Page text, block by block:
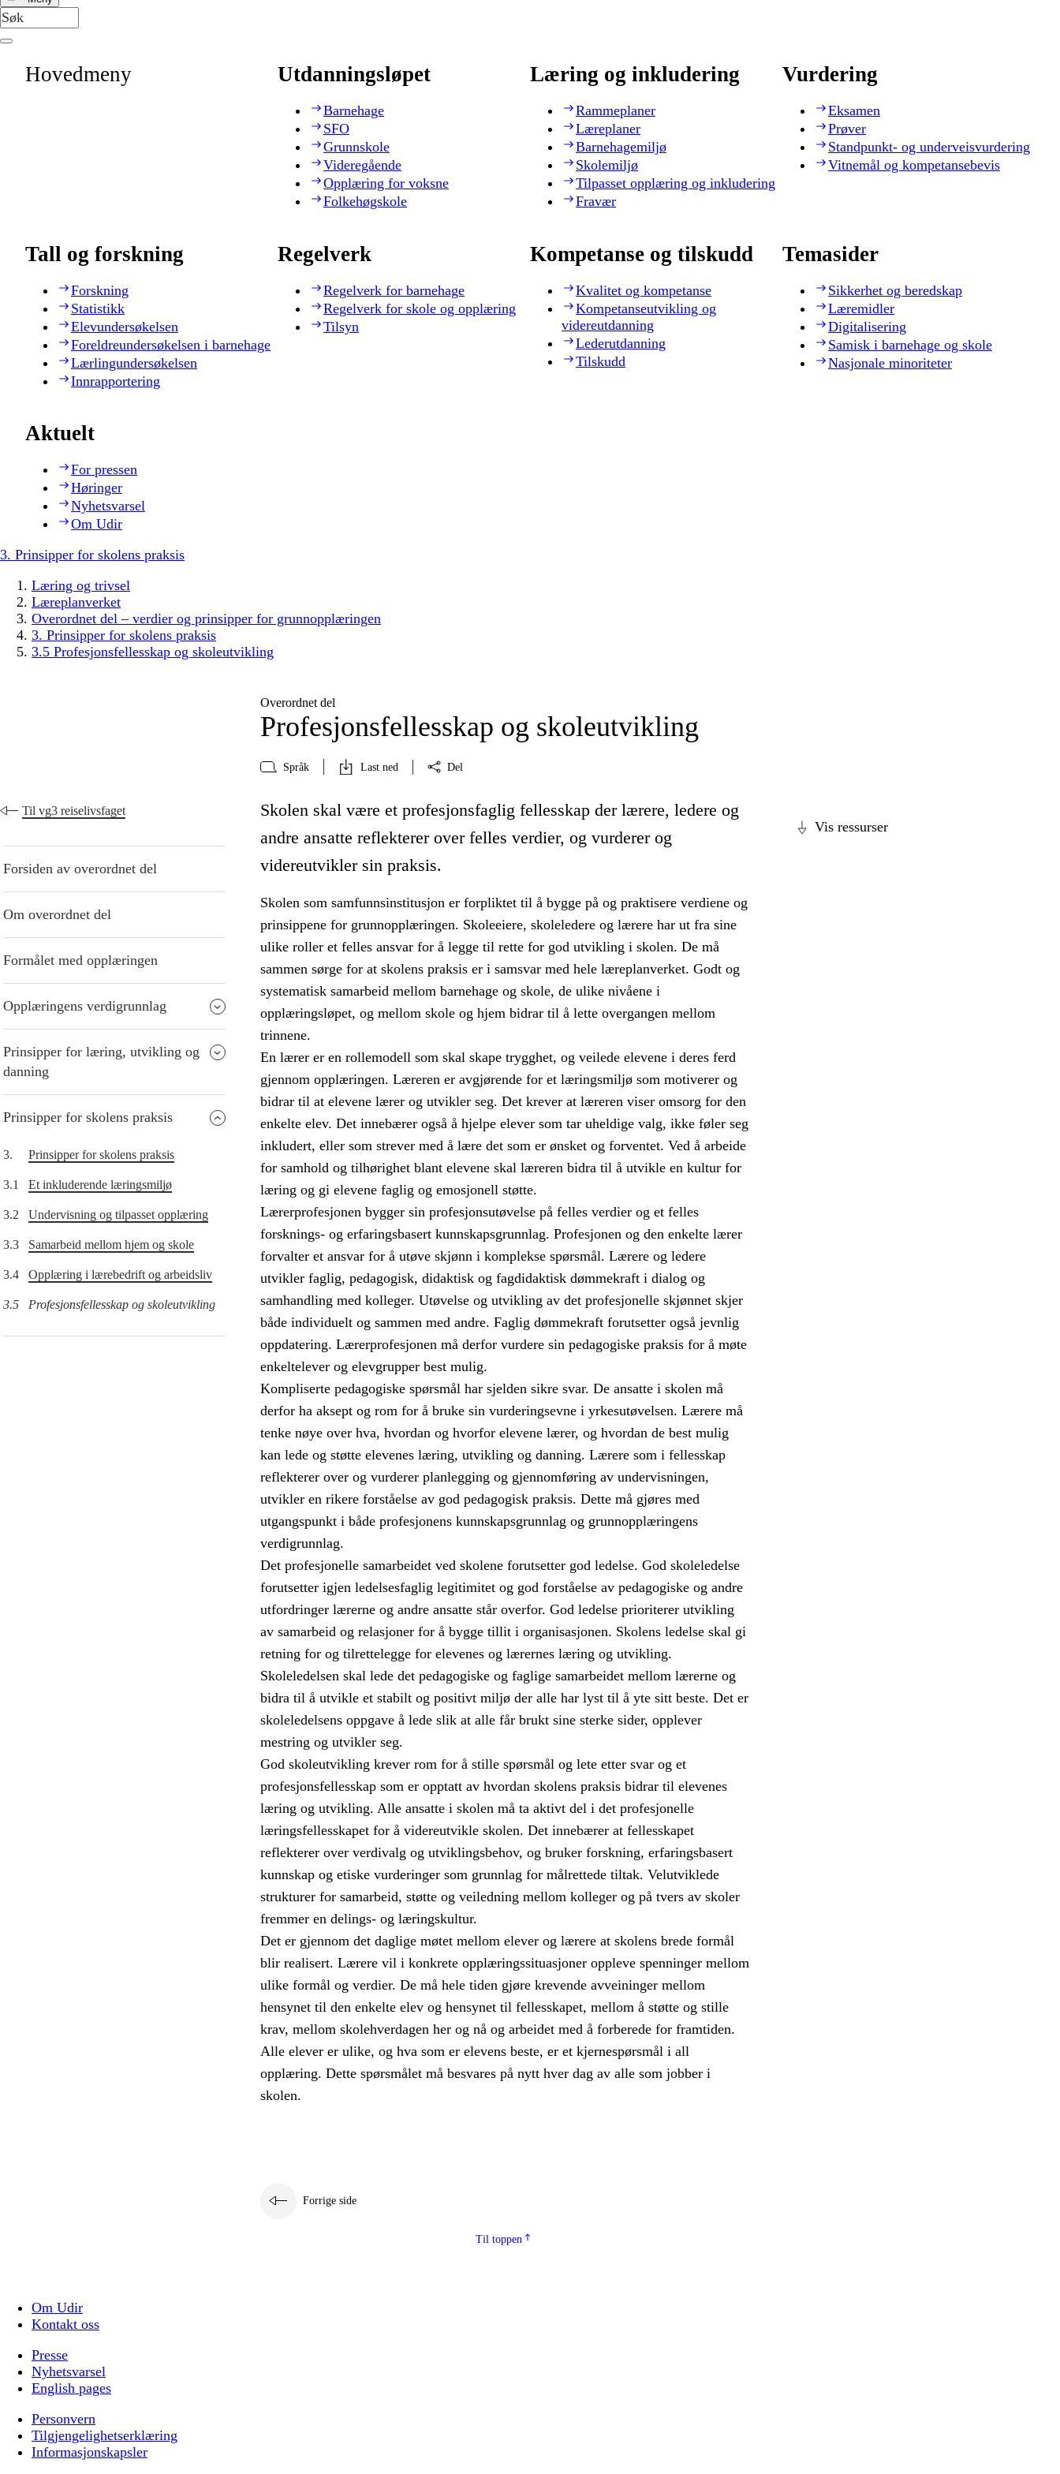
Hovedmeny Utdanningsløpet
Barnehage
SFO
Grunnskole
Videregående
Opplæring for voksne
Folkehøgskole
Læring og inkludering
Rammeplaner
Læreplaner
Barnehagemiljø
Skolemiljø
Tilpasset opplæring og inkludering
Fravær
Vurdering
Eksamen
Prøver
Standpunkt- og underveisvurdering
Vitnemål og kompetansebevis
Tall og forskning
Forskning
Statistikk
Elevundersøkelsen
Foreldreundersøkelsen i barnehage
Lærlingundersøkelsen
Innrapportering
Regelverk
Regelverk for barnehage
Regelverk for skole og opplæring
Tilsyn
Kompetanse og tilskudd
Kvalitet og kompetanse
Kompetanseutvikling og
videreutdanning
Lederutdanning
Tilskudd
Temasider
Sikkerhet og beredskap
Læremidler
Digitalisering
Samisk i barnehage og skole
Nasjonale minoriteter
Aktuelt
For pressen
Høringer
Nyhetsvarsel
Om Udir
3. Prinsipper for skolens praksis
Læring og trivsel
Læreplanverket
Overordnet del – verdier og prinsipper for grunnopplæringen
3. Prinsipper for skolens praksis
3.5 Profesjonsfellesskap og skoleutvikling
Overordnet del
Profesjonsfellesskap og skoleutvikling
Språk Last ned Del
Til vg3 reiselivsfaget
Forsiden av overordnet del
Om overordnet del
Formålet med opplæringen
Opplæringens verdigrunnlag
Prinsipper for læring, utvikling og
danning
Prinsipper for skolens praksis
3. Prinsipper for skolens praksis
3.1 Et inkluderende læringsmiljø
3.2 Undervisning og tilpasset opplæring
3.3 Samarbeid mellom hjem og skole
3.4 Opplæring i lærebedrift og arbeidsliv
3.5 Profesjonsfellesskap og skoleutvikling
Vis ressurser
Skolen skal være et profesjonsfaglig fellesskap der lærere, ledere og
andre ansatte reflekterer over felles verdier, og vurderer og
videreutvikler sin praksis.
Skolen som samfunnsinstitusjon er forpliktet til å bygge på og praktisere verdiene og
prinsippene for grunnopplæringen. Skoleeiere, skoleledere og lærere har ut fra sine
ulike roller et felles ansvar for å legge til rette for god utvikling i skolen. De må
sammen sørge for at skolens praksis er i samsvar med hele læreplanverket. Godt og
systematisk samarbeid mellom barnehage og skole, de ulike nivåene i
opplæringsløpet, og mellom skole og hjem bidrar til å lette overgangen mellom
trinnene.
En lærer er en rollemodell som skal skape trygghet, og veilede elevene i deres ferd
gjennom opplæringen. Læreren er avgjørende for et læringsmiljø som motiverer og
bidrar til at elevene lærer og utvikler seg. Det krever at læreren viser omsorg for den
enkelte elev. Det innebærer også å hjelpe elever som tar uheldige valg, ikke føler seg
inkludert, eller som strever med å lære det som er ønsket og forventet. Ved å arbeide
for samhold og tilhørighet blant elevene skal læreren bidra til å utvikle en kultur for
læring og gi elevene faglig og emosjonell støtte.
Lærerprofesjonen bygger sin profesjonsutøvelse på felles verdier og et felles
forsknings- og erfaringsbasert kunnskapsgrunnlag. Profesjonen og den enkelte lærer
forvalter et ansvar for å utøve skjønn i komplekse spørsmål. Lærere og ledere
utvikler faglig, pedagogisk, didaktisk og fagdidaktisk dømmekraft i dialog og
samhandling med kolleger. Utøvelse og utvikling av det profesjonelle skjønnet skjer
både individuelt og sammen med andre. Faglig dømmekraft forutsetter også jevnlig
oppdatering. Lærerprofesjonen må derfor vurdere sin pedagogiske praksis for å møte
enkeltelever og elevgrupper best mulig.
Kompliserte pedagogiske spørsmål har sjelden sikre svar. De ansatte i skolen må
derfor ha aksept og rom for å bruke sin vurderingsevne i yrkesutøvelsen. Lærere må
tenke nøye over hva, hvordan og hvorfor elevene lærer, og hvordan de best mulig
kan lede og støtte elevenes læring, utvikling og danning. Lærere som i fellesskap
reflekterer over og vurderer planlegging og gjennomføring av undervisningen,
utvikler en rikere forståelse av god pedagogisk praksis. Dette må gjøres med
utgangspunkt i både profesjonens kunnskapsgrunnlag og grunnopplæringens
verdigrunnlag.
Det profesjonelle samarbeidet ved skolene forutsetter god ledelse. God skoleledelse
forutsetter igjen ledelsesfaglig legitimitet og god forståelse av pedagogiske og andre
utfordringer lærerne og andre ansatte står overfor. God ledelse prioriterer utvikling
av samarbeid og relasjoner for å bygge tillit i organisasjonen. Skolens ledelse skal gi
retning for og tilrettelegge for elevenes og lærernes læring og utvikling.
Skoleledelsen skal lede det pedagogiske og faglige samarbeidet mellom lærerne og
bidra til å utvikle et stabilt og positivt miljø der alle har lyst til å yte sitt beste. Det er
skoleledelsens oppgave å lede slik at alle får brukt sine sterke sider, opplever
mestring og utvikler seg.
God skoleutvikling krever rom for å stille spørsmål og lete etter svar og et
profesjonsfellesskap som er opptatt av hvordan skolens praksis bidrar til elevenes
læring og utvikling. Alle ansatte i skolen må ta aktivt del i det profesjonelle
læringsfellesskapet for å videreutvikle skolen. Det innebærer at fellesskapet
reflekterer over verdivalg og utviklingsbehov, og bruker forskning, erfaringsbasert
kunnskap og etiske vurderinger som grunnlag for målrettede tiltak. Velutviklede
strukturer for samarbeid, støtte og veiledning mellom kolleger og på tvers av skoler
fremmer en delings- og læringskultur.
Det er gjennom det daglige møtet mellom elever og lærere at skolens brede formål
blir realisert. Lærere vil i konkrete opplæringssituasjoner oppleve spenninger mellom
ulike formål og verdier. De må hele tiden gjøre krevende avveininger mellom
hensynet til den enkelte elev og hensynet til fellesskapet, mellom å støtte og stille
krav, mellom skolehverdagen her og nå og arbeidet med å forberede for framtiden.
Alle elever er ulike, og hva som er elevens beste, er et kjernespørsmål i all
opplæring. Dette spørsmålet må besvares på nytt hver dag av alle som jobber i
skolen.
Forrige side
Til toppen
Om Udir
Kontakt oss
Presse
Nyhetsvarsel
English pages
Personvern
Tilgjengelighetserklæring
Informasjonskapsler